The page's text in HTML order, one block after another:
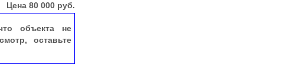
Цена80 000 руб.
объекта не
оставьте